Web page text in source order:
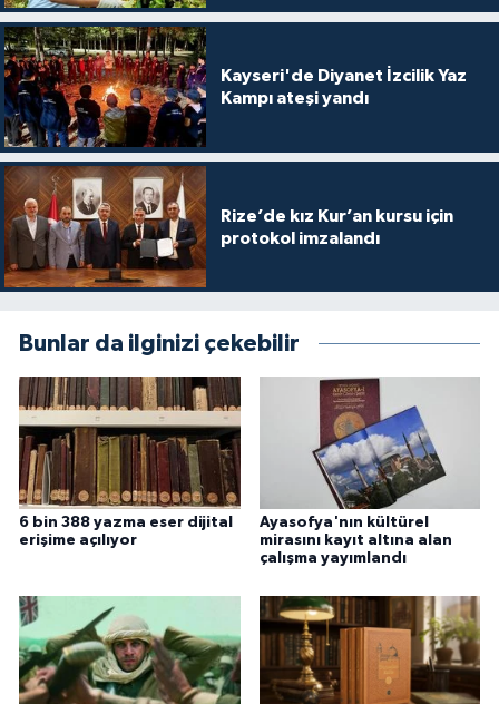
Kayseri'de Diyanet İzcilik Yaz
Kampı ateşi yandı
Rize’de kız Kur’an kursu için
protokol imzalandı
Bunlar da ilginizi çekebilir
6 bin 388 yazma eser dijital
erişime açılıyor
Ayasofya'nın kültürel
mirasını kayıt altına alan
çalışma yayımlandı
Niğde Müftülüğü
Ordu Müftülüğü
Osmaniye Müftülüğü
Rize Müftülüğü
Sakarya Müftülüğü
Samsun Müftülüğü
Siirt Müftülüğü
Sinop Müftülüğü
Sivas Müftülüğü
Şırnak Müftülüğü
Tekirdağ Müftülüğü